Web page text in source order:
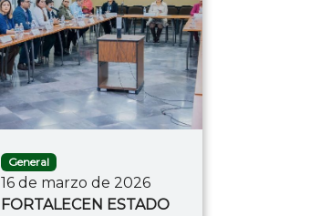
General
16 de marzo de 2026
FORTALECEN ESTADO